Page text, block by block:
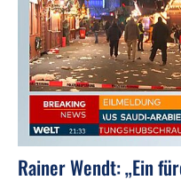
Rainer Wendt: „Ein